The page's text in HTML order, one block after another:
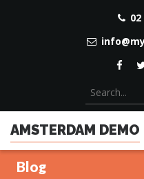
AMSTERDAM DEMO
Blog